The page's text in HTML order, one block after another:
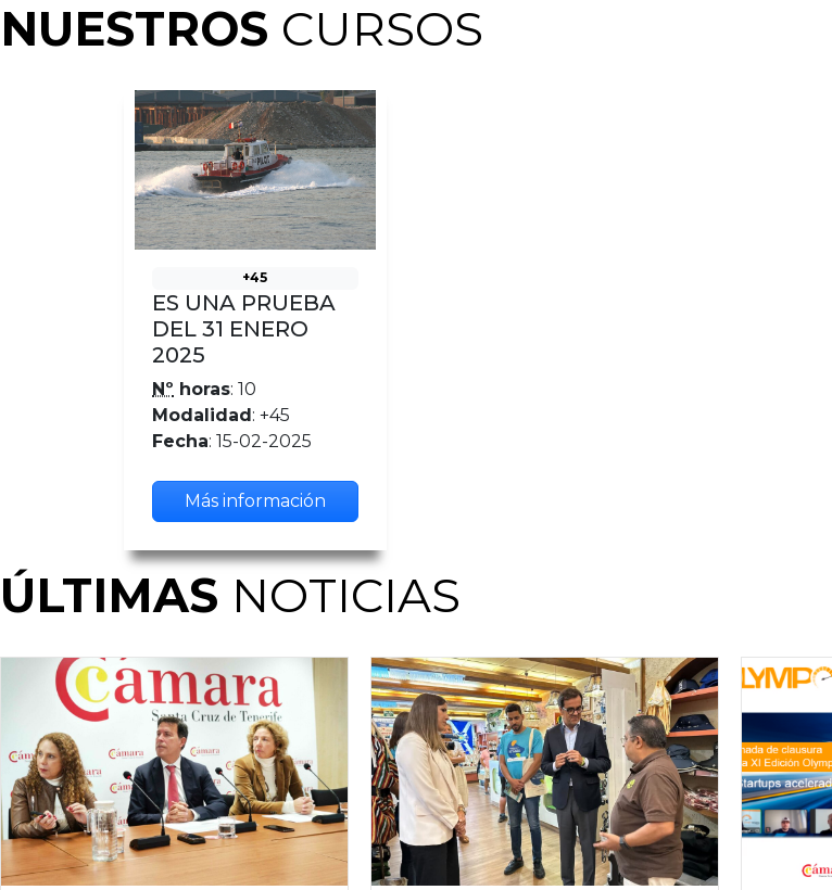
NUESTROS CURSOS
+45
ES UNA PRUEBA
DEL 31 ENERO
2025
Nº horas: 10
Modalidad: +45
Fecha: 15-02-2025
Más información
ÚLTIMAS NOTICIAS